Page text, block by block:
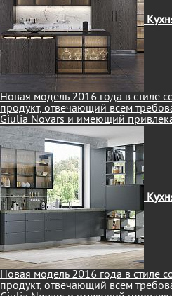
Новая модель 2016 года в стиле
продукт, отвечающий всем
Giulia Novars и имеющий
Новая модель 2016 года в стиле
продукт, отвечающий всем